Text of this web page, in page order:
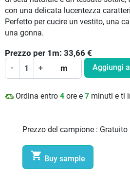
con una delicata lucentezza
Perfetto per cucire un vestito, una
una gonna.
Prezzo per 1 m: 33,66 €
- + m Aggiungi
Ordina entro 4 ore e 7 minuti e ti
Prezzo del campione : Gratuito
 Buy sample